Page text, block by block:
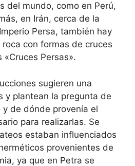
del mundo, como en Perú,
en Irán, cerca de la
Persa, también hay
con formas de cruces
Persas».
sugieren una
y plantean la pregunta de
de dónde provenía el
para realizarlas. Se
estaban influenciados
provenientes de
ya que en Petra se